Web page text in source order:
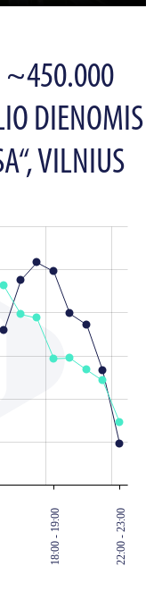
~450.000
DIENOMIS
VILNIUS
18:00 - 19:00 22:00 - 23:00